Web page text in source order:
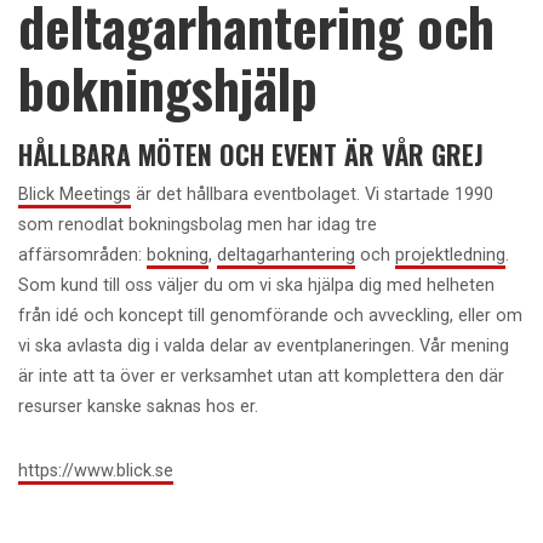
deltagarhantering och
bokningshjälp
HÅLLBARA MÖTEN OCH EVENT ÄR VÅR GREJ
Blick Meetings är det hållbara eventbolaget. Vi startade 1990
som renodlat bokningsbolag men har idag tre
affärsområden: bokning, deltagarhantering och projektledning.
Som kund till oss väljer du om vi ska hjälpa dig med helheten
från idé och koncept till genomförande och avveckling, eller om
vi ska avlasta dig i valda delar av eventplaneringen. Vår mening
är inte att ta över er verksamhet utan att komplettera den där
resurser kanske saknas hos er.
https://www.blick.se